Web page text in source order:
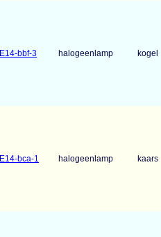
E14-bbf-3 halogeenlamp kogel
E14-bca-1 halogeenlamp kaars